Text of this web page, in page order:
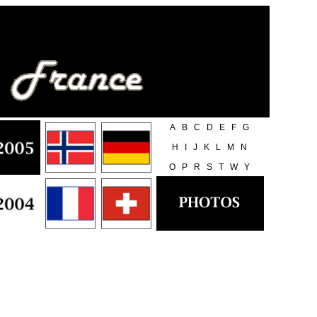
A B C D E F
G
H
J K L M
N
O
P R S T W Y